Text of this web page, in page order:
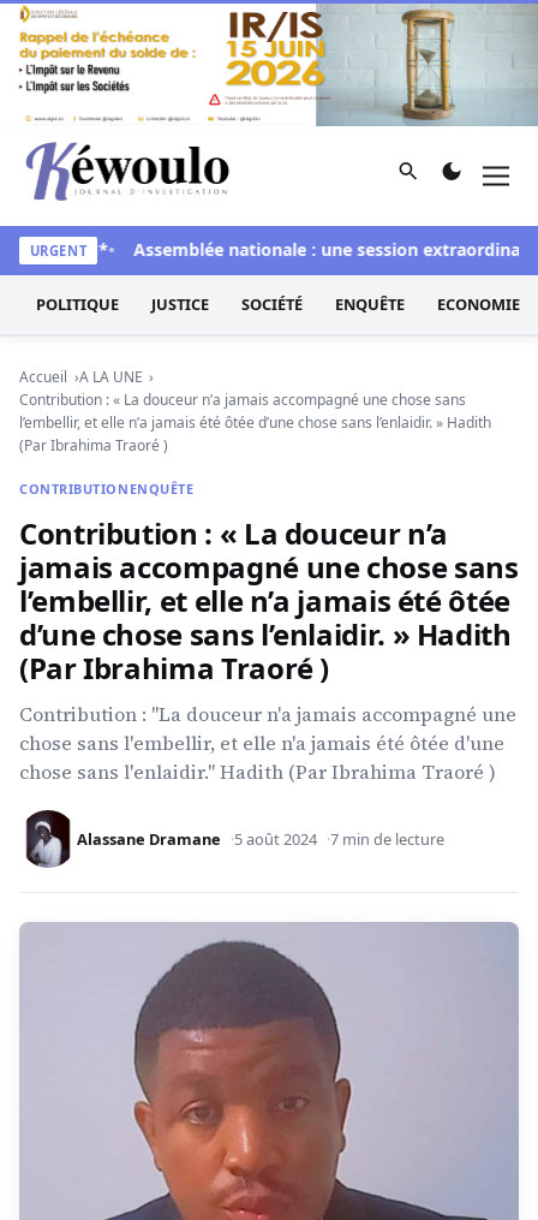
Aller au contenu
Kéwoulo, le premier site d'information et d'investigation
Rechercher
URGENT
Cie** Assemblée nationale : une session extraordinaire
POLITIQUE JUSTICE SOCIÉTÉ ENQUÊTE ECONOMIE
Accueil
A LA UNE
Contribution : « La douceur n’a jamais accompagné une chose sans
l’embellir, et elle n’a jamais été ôtée d’une chose sans l’enlaidir. » Hadith
(Par Ibrahima Traoré )
CONTRIBUTION ENQUÊTE
Contribution : « La douceur n’a
jamais accompagné une chose sans
l’embellir, et elle n’a jamais été ôtée
d’une chose sans l’enlaidir. » Hadith
(Par Ibrahima Traoré )
Contribution : "La douceur n'a jamais accompagné une
chose sans l'embellir, et elle n'a jamais été ôtée d'une
chose sans l'enlaidir." Hadith (Par Ibrahima Traoré )
Alassane Dramane 5 août 2024 7 min de lecture